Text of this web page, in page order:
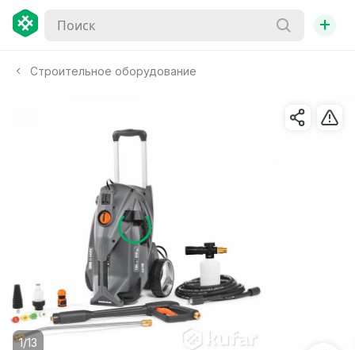
+
Строительное оборудование
1/13